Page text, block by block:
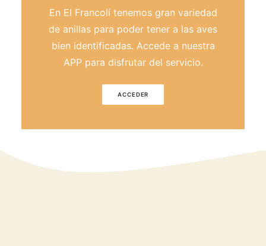
En El Francolí tenemos gran variedad
de anillas para poder tener a las aves
bien identificadas. Accede a nuestra
APP para disfrutar del servicio.
ACCEDER